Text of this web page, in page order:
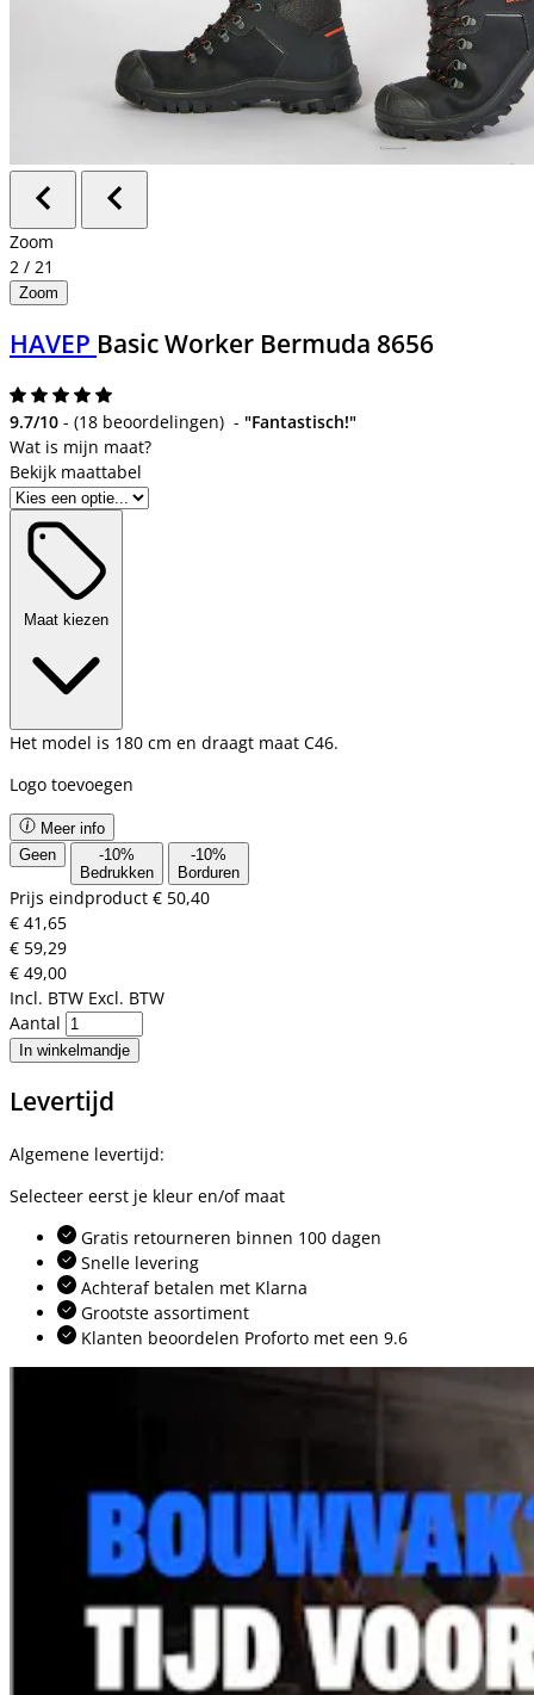
Zoom
2 / 21
Zoom
HAVEP Basic Worker Bermuda 8656
9.7/10 - (18 beoordelingen) - "Fantastisch!"
Bekijk maattabel
Maat kiezen
Het model is 180 cm en draagt maat C46.
Logo toevoegen
Meer info
Geen
-10%
Bedrukken
-10%
Borduren
Prijs eindproduct € 50,40
€ 41,65
€ 59,29
€ 49,00
Incl. BTW Excl. BTW
Aantal
In winkelmandje
Levertijd
Algemene levertijd:
Selecteer eerst je kleur en/of maat
Gratis retourneren binnen 100 dagen
Snelle levering
Achteraf betalen met Klarna
Grootste assortiment
Klanten beoordelen Proforto met een 9.6